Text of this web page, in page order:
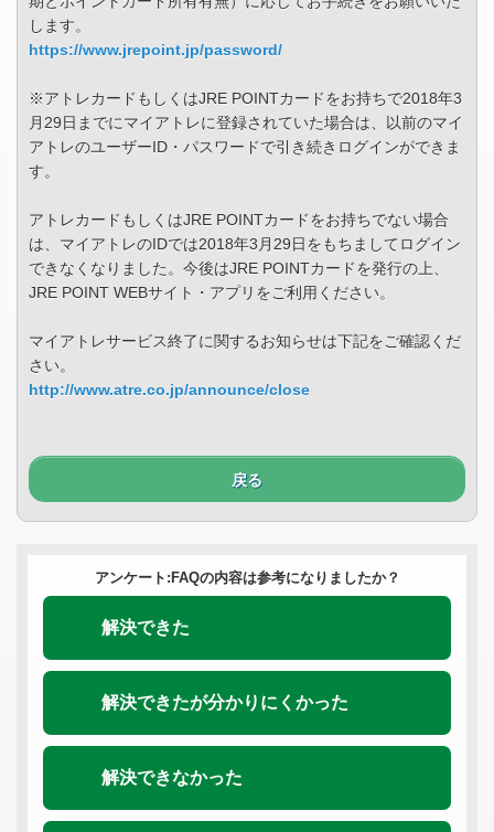
します。
https://www.jrepoint.jp/password/
※アトレカードもしくはJRE POINTカードをお持ちで2018年3
月29日までにマイアトレに登録されていた場合は、以前のマイ
アトレのユーザーID・パスワードで引き続きログインができま
す。
アトレカードもしくはJRE POINTカードをお持ちでない場合
は、マイアトレのIDでは2018年3月29日をもちましてログイン
できなくなりました。今後はJRE POINTカードを発行の上、
JRE POINT WEBサイト・アプリをご利用ください。
マイアトレサービス終了に関するお知らせは下記をご確認くだ
さい。
http://www.atre.co.jp/announce/close
戻る
アンケート:FAQの内容は参考になりましたか？
解決できた
解決できたが分かりにくかった
解決できなかった